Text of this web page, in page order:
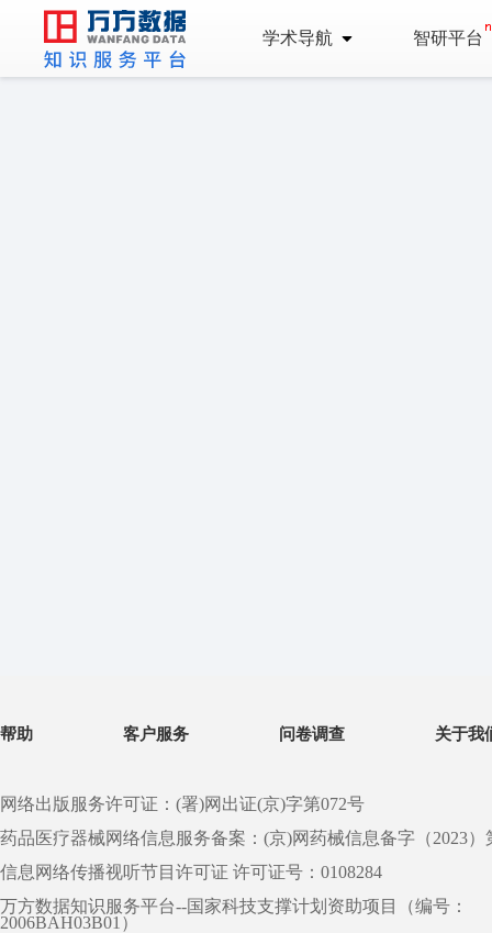
学术导航 智研平台
帮助 客户服务 问卷调查 关于我
网络出版服务许可证：(署)网出证(京)字第072号
药品医疗器械网络信息服务备案：(京)网药械信息备字（2023）
信息网络传播视听节目许可证 许可证号：0108284
万方数据知识服务平台--国家科技支撑计划资助项目（编号：
2006BAH03B01）